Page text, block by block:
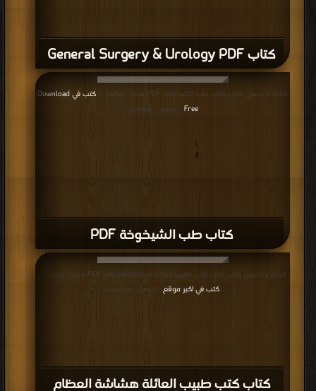
كتاب General Surgery & Urology PDF
كتاب طب الشيخوخة PDF
قراءة و تحميل كتاب كتاب طب الشيخوخة PDF مجانا | مكتبة >
كتب في Download
Free| التحميل : مرة/مرات
كتاب كتب طبيب العائلة هشاشة العظام
قراءة و تحميل كتاب كتاب كتب طبيب العائلة هشاشة العظام PDF مجانا | مكتبة >
كتب في اكبر موقع| التحميل : مرة/مرات